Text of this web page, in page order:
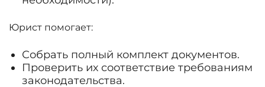
Юрист помогает:
Собрать полный комплект документов.
Проверить их соответствие требованиям
законодательства.